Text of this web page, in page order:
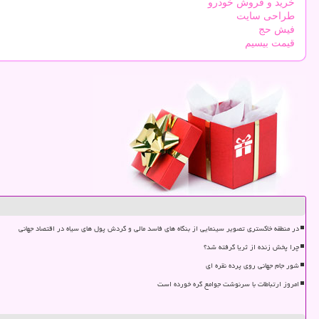
خرید و فروش خودرو
طراحی سایت
فیش حج
قیمت بیسیم
در منطقه خاکستری تصویر سینمایی از بنگاه های فاسد مالی و گردش پول های سیاه در اقتصاد جهانی
چرا پخش زنده از ثریا گرفته شد؟
شور جام جهانی روی پرده نقره ای
امروز ارتباطات با سرنوشت جوامع گره خورده است